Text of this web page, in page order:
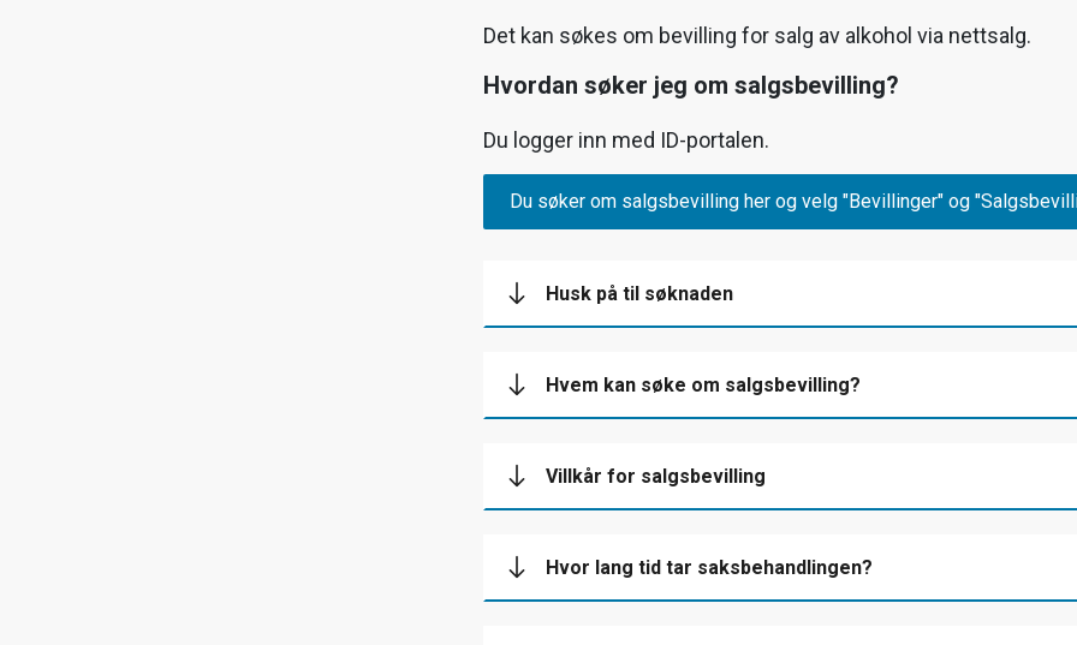
Det kan søkes om bevilling for salg av alkohol via nettsalg.
Hvordan søker jeg om salgsbevilling?
Du logger inn med ID-portalen.
Du søker om salgsbevilling her og velg "Bevillinger" og
Husk på til søknaden
Hvem kan søke om salgsbevilling?
Villkår for salgsbevilling
Hvor lang tid tar saksbehandlingen?